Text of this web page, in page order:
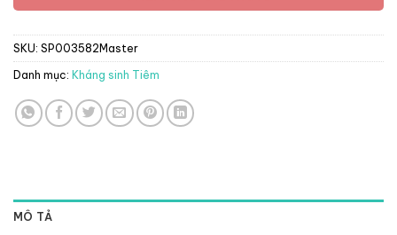
SKU: SP003582Master
Danh mục: Kháng sinh Tiêm
MÔ TẢ